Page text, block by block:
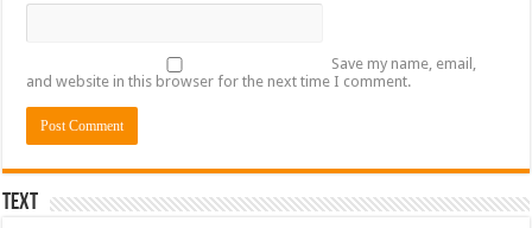
Save my name, email,
and website in this browser for the next time I comment.
Text